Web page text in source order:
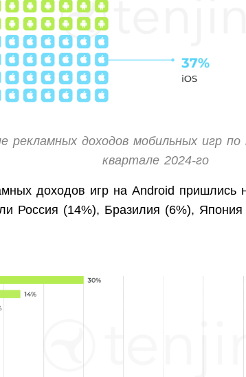
рекламных доходов мобильных игр
квартале 2024-го
доходов игр на Android
Россия (14%), Бразилия (6%),